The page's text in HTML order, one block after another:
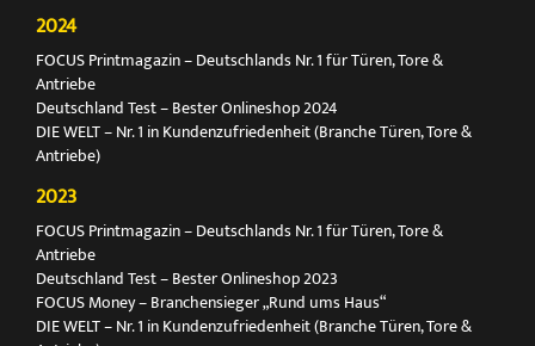
2024
FOCUS Printmagazin – Deutschlands Nr. 1 für Türen, Tore &
Antriebe
Deutschland Test – Bester Onlineshop 2024
DIE WELT – Nr. 1 in Kundenzufriedenheit (Branche Türen, Tore &
Antriebe)
2023
FOCUS Printmagazin – Deutschlands Nr. 1 für Türen, Tore &
Antriebe
Deutschland Test – Bester Onlineshop 2023
FOCUS Money – Branchensieger „Rund ums Haus“
DIE WELT – Nr. 1 in Kundenzufriedenheit (Branche Türen, Tore &